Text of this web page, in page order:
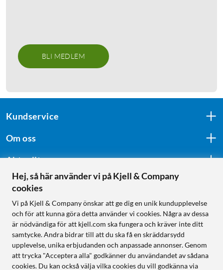
BLI MEDLEM
Kundservice
Om oss
Aktuellt
Följ oss
Handla från:
Sverige
Hej, så här använder vi på Kjell & Company
cookies
Vi på Kjell & Company önskar att ge dig en unik kundupplevelse
och för att kunna göra detta använder vi cookies. Några av dessa
är nödvändiga för att kjell.com ska fungera och kräver inte ditt
samtycke. Andra bidrar till att du ska få en skräddarsydd
upplevelse, unika erbjudanden och anpassade annonser. Genom
att trycka "Acceptera alla" godkänner du användandet av sådana
cookies. Du kan också välja vilka cookies du vill godkänna via